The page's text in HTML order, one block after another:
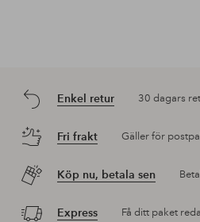
Enkel retur 30 dagars
Fri frakt Gäller för
Köp nu, betala sen
Express Få ditt paket